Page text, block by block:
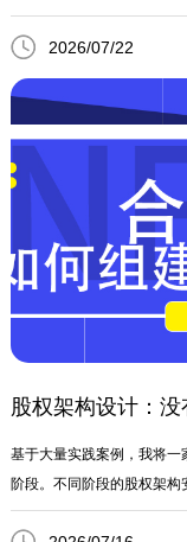
2026/07/22
股权架构设计：
基于大量实践案例，我将
阶段。不同阶段的股权架构